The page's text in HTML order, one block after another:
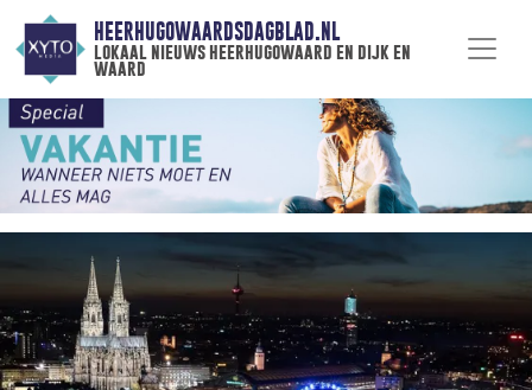
HEERHUGOWAARDSDAGBLAD.NL
lokaal nieuws heerhugowaard en dijk en
waard